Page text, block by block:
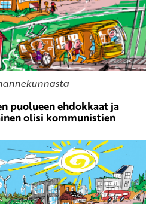
puolueen ehdokkaat ja
olisi kommunistien